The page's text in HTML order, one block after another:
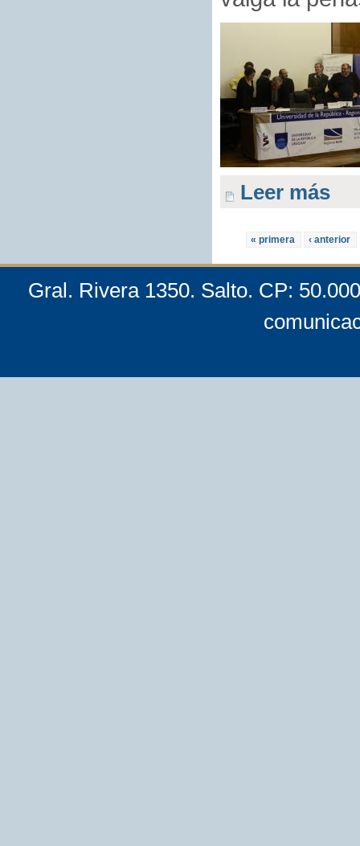
Leer más
« primera ‹ anterior
Gral. Rivera 1350. Salto. CP: